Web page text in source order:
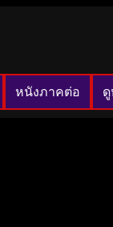
หนังภาคต่อ ดู